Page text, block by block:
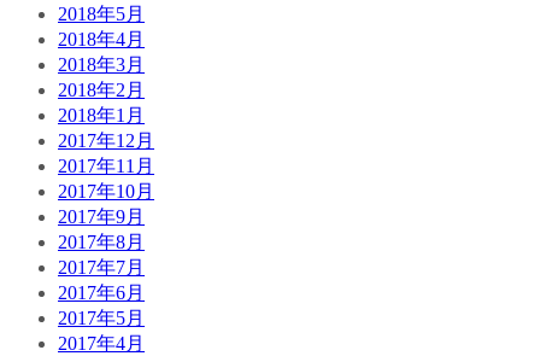
2018年5月
2018年4月
2018年3月
2018年2月
2018年1月
2017年12月
2017年11月
2017年10月
2017年9月
2017年8月
2017年7月
2017年6月
2017年5月
2017年4月